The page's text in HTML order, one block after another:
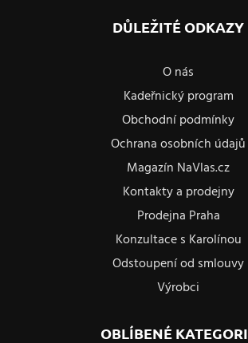
DŮLEŽITÉ ODKAZY
O nás
Kadeřnický program
Obchodní podmínky
Ochrana osobních údajů
Magazín NaVlas.cz
Kontakty a prodejny
Prodejna Praha
Konzultace s Karolínou
Odstoupení od smlouvy
Výrobci
OBLÍBENÉ